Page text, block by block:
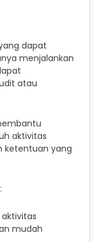
dapat
menjalankan
atau
aktivitas
ketentuan yang
mudah